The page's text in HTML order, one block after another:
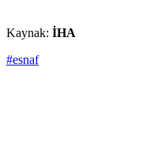
Kaynak: İHA
#esnaf